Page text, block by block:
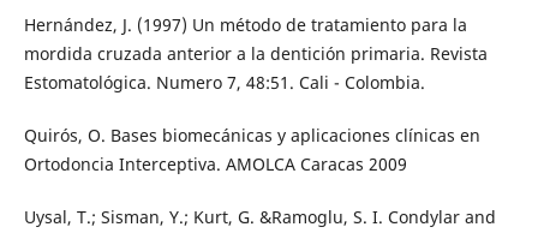
Hernández, J. (1997) Un método de tratamiento para la
mordida cruzada anterior a la dentición primaria. Revista
Estomatológica. Numero 7, 48:51. Cali - Colombia.
Quirós, O. Bases biomecánicas y aplicaciones clínicas en
Ortodoncia Interceptiva. AMOLCA Caracas 2009
Uysal, T.; Sisman, Y.; Kurt, G. &Ramoglu, S. I. Condylar and